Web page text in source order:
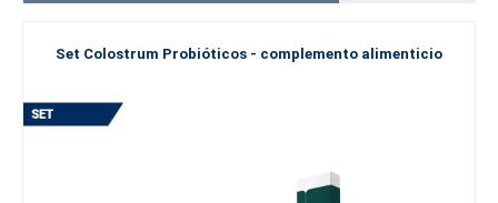
Set Colostrum Probióticos - complemento alimenticio